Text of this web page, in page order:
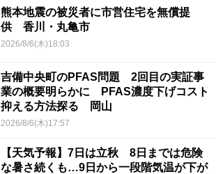
熊本地震の被災者に市営住宅を無償提
供 香川・丸亀市
2026/8/6(木)18:03
吉備中央町のPFAS問題 2回目の実証事
業の概要明らかに PFAS濃度下げコスト
抑える方法探る 岡山
2026/8/6(木)17:57
【天気予報】7日は立秋 8日までは危険
な暑さ続くも…9日から一段階気温が下が